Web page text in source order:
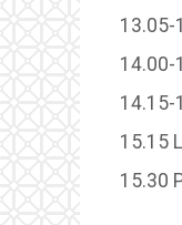
13.05-
14.00-
14.15-
15.15
15.30